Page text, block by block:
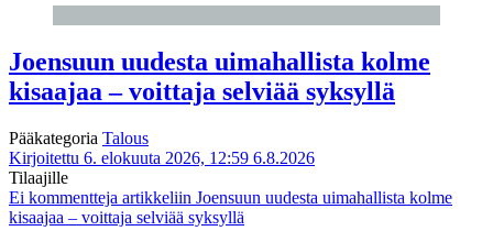
Joensuun uudesta uimahallista kolme
kisaajaa – voittaja selviää syksyllä
Pääkategoria Talous
Kirjoitettu 6. elokuuta 2026, 12:59 6.8.2026
Tilaajille
Ei kommentteja artikkeliin Joensuun uudesta uimahallista kolme
kisaajaa – voittaja selviää syksyllä